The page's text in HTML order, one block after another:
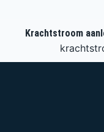
Krachtstroom